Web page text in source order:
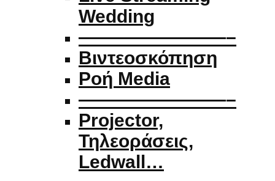
Wedding
————————–
Βιντεοσκόπηση
Ροή Media
————————–
Projector,
Τηλεοράσεις,
Ledwall…